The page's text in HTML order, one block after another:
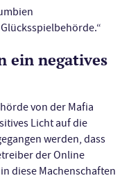
ein negatives
von der Mafia
Licht auf die
werden, dass
der Online
diese Machenschaften